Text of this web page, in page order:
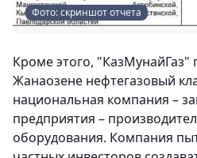
Фото: скриншот отчета
Кроме этого, "КазМунайГаз"
Жанаозене нефтегазовый
национальная компания –
предприятия –
оборудования. Компания